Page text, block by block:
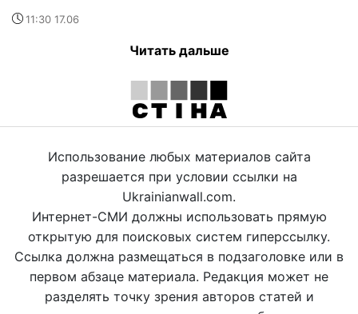
11:30 17.06
Читать дальше
Использование любых материалов сайта
разрешается при условии ссылки на
Ukrainianwall.com.
Интернет-СМИ должны использовать прямую
открытую для поисковых систем гиперссылку.
Ссылка должна размещаться в подзаголовке или в
первом абзаце материала. Редакция может не
разделять точку зрения авторов статей и